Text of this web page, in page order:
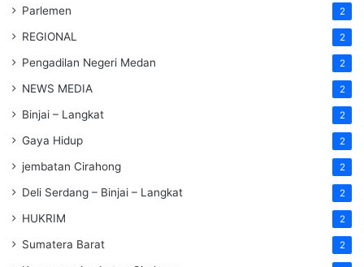
Parlemen 2
REGIONAL 2
Pengadilan Negeri Medan 2
NEWS MEDIA 2
Binjai – Langkat 2
Gaya Hidup 2
jembatan Cirahong 2
Deli Serdang – Binjai – Langkat 2
HUKRIM 2
Sumatera Barat 2